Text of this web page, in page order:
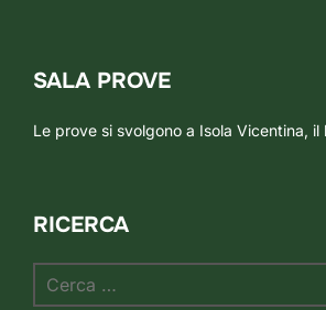
SALA PROVE
Le prove si svolgono a Isola Vicentina, il
RICERCA
per: